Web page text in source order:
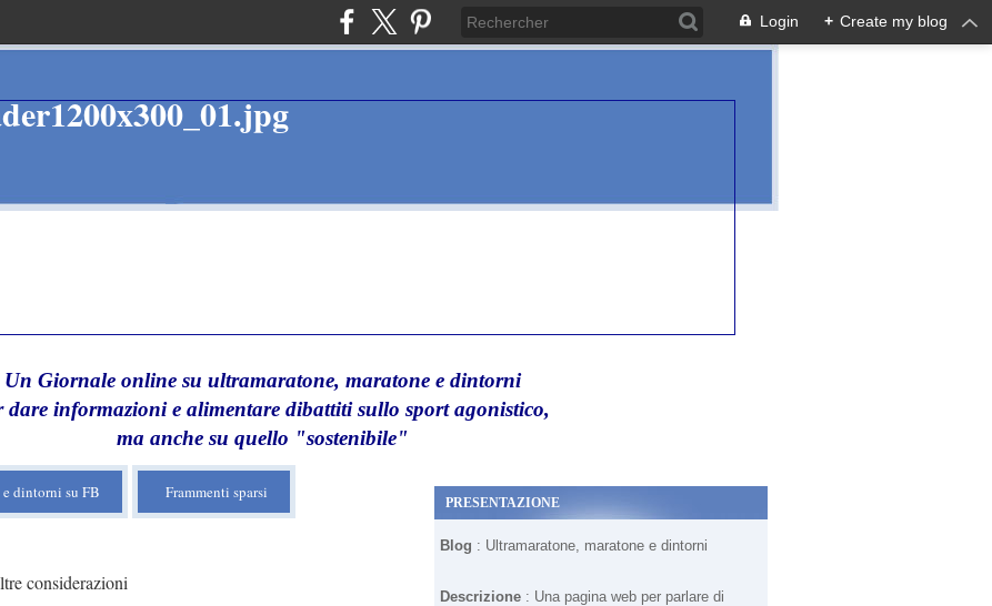
Login + Create my blog
Un Giornale online su ultramaratone, maratone e dintorni
dare informazioni e alimentare dibattiti sullo sport agonistico,
ma anche su quello "sostenibile"
dintorni su FB Frammenti sparsi
considerazioni
PRESENTAZIONE
Blog : Ultramaratone, maratone e dintorni
Descrizione : Una pagina web per parlare di